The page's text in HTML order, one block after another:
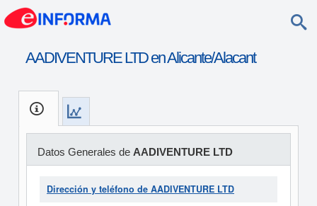
AADIVENTURE LTD en Alicante/Alacant
Datos Generales de AADIVENTURE LTD
Dirección y teléfono de AADIVENTURE LTD